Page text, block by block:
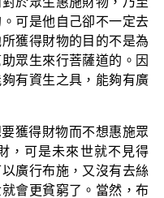
可是他自己卻不一定去
獲得財物的目的不是為
眾生來行菩薩道的。因
有資生之具，能夠有廣
獲得財物而不想惠施眾
，可是未來世就不見得
廣行布施，又沒有去絲
會更貧窮了。當然，布